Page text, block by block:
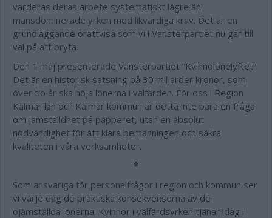
värderas deras arbete systematiskt lägre än
mansdominerade yrken med likvärdiga krav. Det är en
grundläggande orättvisa som vi i Vänsterpartiet nu går till
val på att bryta.
Den 1 maj presenterade Vänsterpartiet ”Kvinnolönelyftet”.
Det är en historisk satsning på 30 miljarder kronor, som
över tio år ska höja lönerna i välfärden. För oss i Region
Kalmar län och Kalmar kommun är detta inte bara en fråga
om jämställdhet på papperet, utan en absolut
nödvändighet för att klara bemanningen och säkra
kvaliteten i våra verksamheter.
*
Som ansvariga för personalfrågor i region och kommun ser
vi varje dag de praktiska konsekvenserna av de
ojämställda lönerna. Kvinnor i välfärdsyrken tjänar idag i